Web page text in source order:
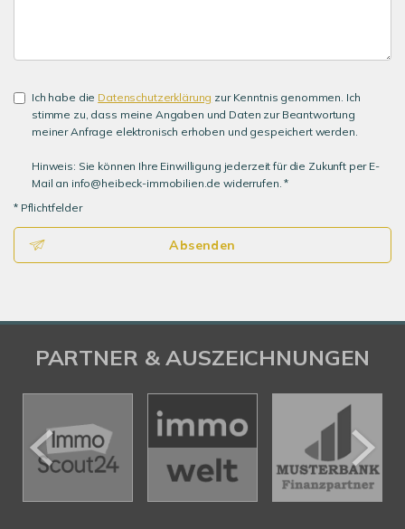
Ich habe die Datenschutzerklärung zur Kenntnis genommen. Ich
stimme zu, dass meine Angaben und Daten zur Beantwortung
meiner Anfrage elektronisch erhoben und gespeichert werden.
Hinweis: Sie können Ihre Einwilligung jederzeit für die Zukunft per E-
Mail an info@heibeck-immobilien.de widerrufen. *
* Pflichtfelder
Absenden
PARTNER & AUSZEICHNUNGEN